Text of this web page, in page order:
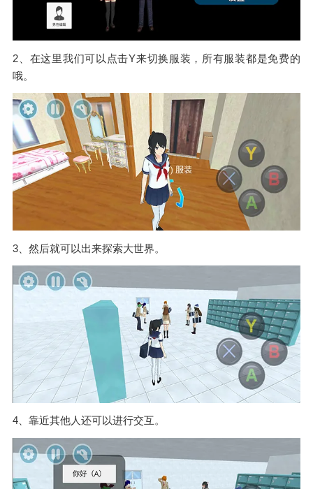
2、在这里我们可以点击Y来切换服装，所有服装都是免费的
哦。
3、然后就可以出来探索大世界。
4、靠近其他人还可以进行交互。